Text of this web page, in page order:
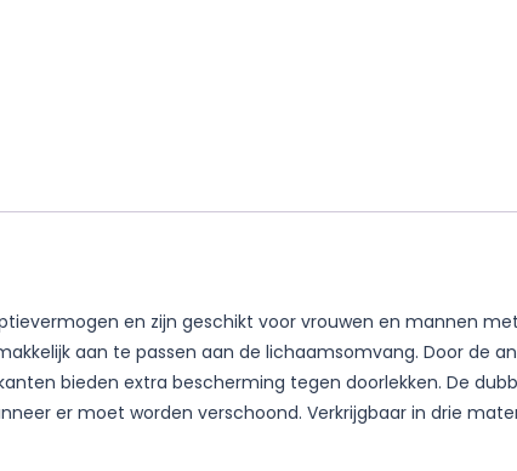
en zijn geschikt voor vrouwen en mannen
aan te passen aan de lichaamsomvang. Door de
bieden extra bescherming tegen doorlekken. De
er moet worden verschoond. Verkrijgbaar in drie